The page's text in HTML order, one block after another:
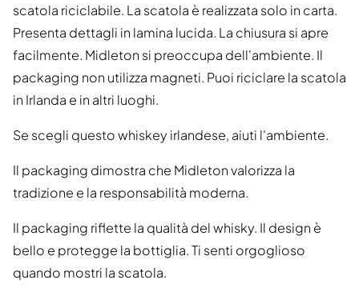
scatola riciclabile. La scatola è realizzata solo in carta.
Presenta dettagli in lamina lucida. La chiusura si apre
facilmente. Midleton si preoccupa dell'ambiente. Il
packaging non utilizza magneti. Puoi riciclare la scatola
in Irlanda e in altri luoghi.
Se scegli questo whiskey irlandese, aiuti l'ambiente.
Il packaging dimostra che Midleton valorizza la
tradizione e la responsabilità moderna.
Il packaging riflette la qualità del whisky. Il design è
bello e protegge la bottiglia. Ti senti orgoglioso
quando mostri la scatola.